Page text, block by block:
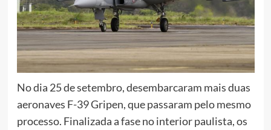
No dia 25 de setembro, desembarcaram mais duas
aeronaves F-39 Gripen, que passaram pelo mesmo
processo. Finalizada a fase no interior paulista, os